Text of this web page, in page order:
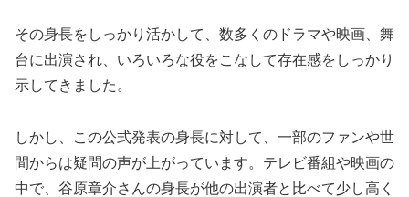
その身長をしっかり活かして、数多くのドラマや映画、舞
台に出演され、いろいろな役をこなして存在感をしっかり
示してきました。
しかし、この公式発表の身長に対して、一部のファンや世
間からは疑問の声が上がっています。テレビ番組や映画の
中で、谷原章介さんの身長が他の出演者と比べて少し高く